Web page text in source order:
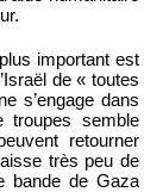
important est
de « toutes
s’engage dans
troupes semble
retourner
très peu de
bande de Gaza